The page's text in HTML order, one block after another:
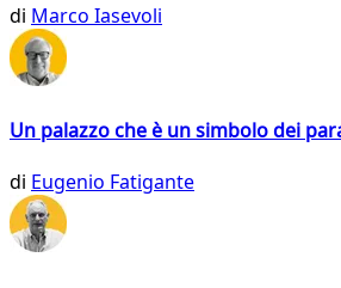
di Marco Iasevoli
Un palazzo che è un simbolo dei
di Eugenio Fatigante